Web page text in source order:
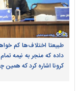
داده که منجر به نیمه
کرونا اشاره کرد که